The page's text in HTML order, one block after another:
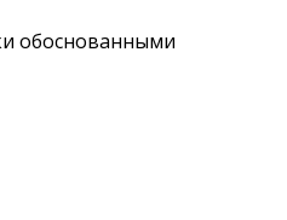
обоснованными